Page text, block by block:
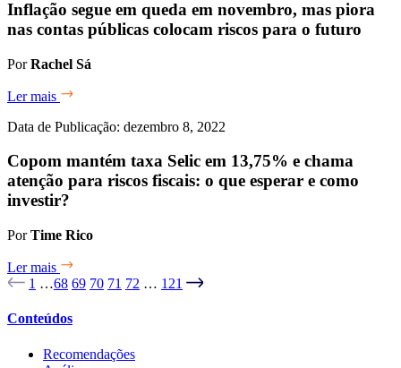
Inflação segue em queda em novembro, mas piora
nas contas públicas colocam riscos para o futuro
PorRachel Sá
Ler mais
Data de Publicação: dezembro 8, 2022
Copom mantém taxa Selic em 13,75% e chama
atenção para riscos fiscais: o que esperar e como
investir?
PorTime Rico
Ler mais
1 …68 69 70 71 72 … 121
Conteúdos
Recomendações